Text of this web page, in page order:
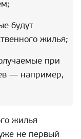
будут
жилья;
при
— например,
жилья
не первый